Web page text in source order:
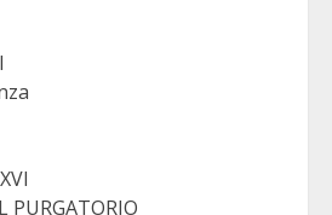
PURGATORIO